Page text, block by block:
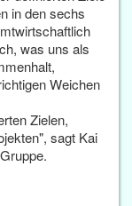
in den sechs
was uns als
Weichen
Zielen,
sagt Kai